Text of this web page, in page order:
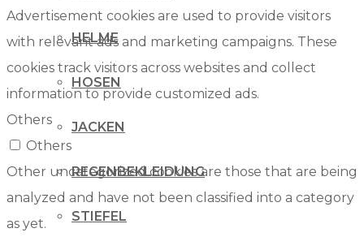
HELME
HOSEN
JACKEN
REGENBEKLEIDUNG
STIEFEL
Advertisement cookies are used to provide visitors
with relevant ads and marketing campaigns. These
cookies track visitors across websites and collect
information to provide customized ads.
Others
Others
Other uncategorized cookies are those that are being
analyzed and have not been classified into a category
as yet.